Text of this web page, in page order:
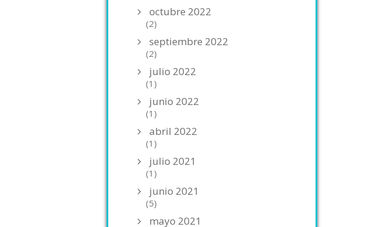
octubre 2022
(2)
septiembre 2022
(2)
julio 2022
(1)
junio 2022
(1)
abril 2022
(1)
julio 2021
(1)
junio 2021
(5)
mayo 2021